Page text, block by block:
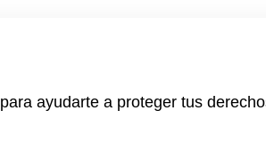
ayudarte a proteger tus